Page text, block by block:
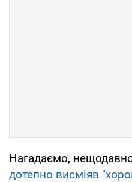
Нагадаємо,
дотепно висміяв